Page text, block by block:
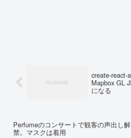
create-react-
Mapbox GL
になる
Perfumeのコンサートで観客の声出し解
禁。マスクは着用